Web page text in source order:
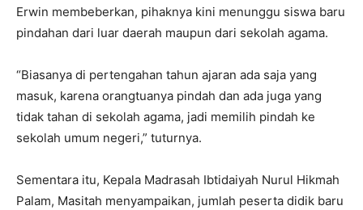
Erwin membeberkan, pihaknya kini menunggu siswa baru
pindahan dari luar daerah maupun dari sekolah agama.
“Biasanya di pertengahan tahun ajaran ada saja yang
masuk, karena orangtuanya pindah dan ada juga yang
tidak tahan di sekolah agama, jadi memilih pindah ke
sekolah umum negeri,” tuturnya.
Sementara itu, Kepala Madrasah Ibtidaiyah Nurul Hikmah
Palam, Masitah menyampaikan, jumlah peserta didik baru